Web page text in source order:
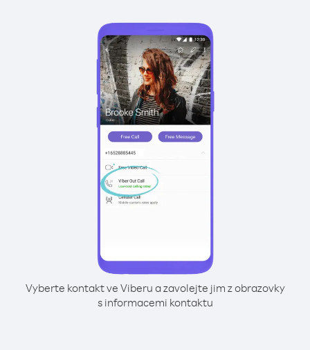
Vyberte kontakt ve Viberu a zavolejte jim z obrazovky
s informacemi kontaktu